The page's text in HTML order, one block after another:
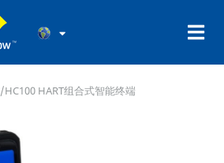
/HC100 HART组合式智能终端